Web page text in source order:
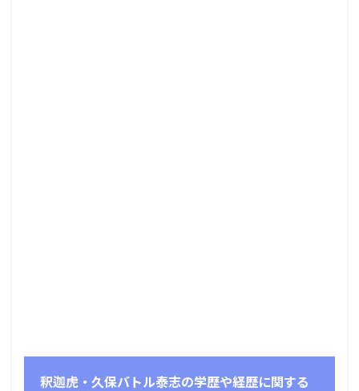
釈迦虎・久保バトル泰志の学歴や経歴に関する